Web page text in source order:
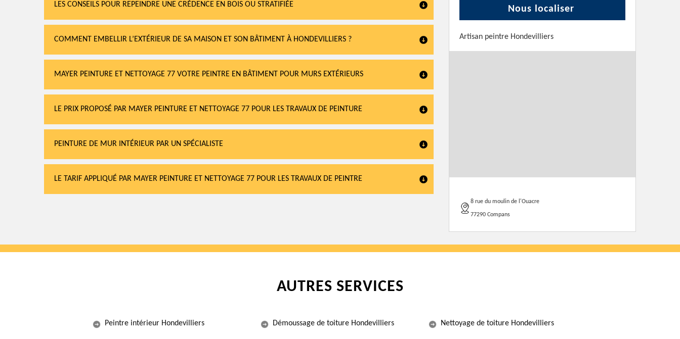
LES CONSEILS POUR REPEINDRE UNE CRÉDENCE EN BOIS OU STRATIFIÉE
COMMENT EMBELLIR L’EXTÉRIEUR DE SA MAISON ET SON BÂTIMENT À HONDEVILLIERS ?
MAYER PEINTURE ET NETTOYAGE 77 VOTRE PEINTRE EN BÂTIMENT POUR MURS EXTÉRIEURS
LE PRIX PROPOSÉ PAR MAYER PEINTURE ET NETTOYAGE 77 POUR LES TRAVAUX DE PEINTURE
PEINTURE DE MUR INTÉRIEUR PAR UN SPÉCIALISTE
LE TARIF APPLIQUÉ PAR MAYER PEINTURE ET NETTOYAGE 77 POUR LES TRAVAUX DE PEINTRE
Nous localiser
Artisan peintre Hondevilliers
8 rue du moulin de l'Ouacre
77290 Compans
AUTRES SERVICES
Peintre intérieur Hondevilliers Démoussage de toiture Hondevilliers Nettoyage de toiture Hondevilliers